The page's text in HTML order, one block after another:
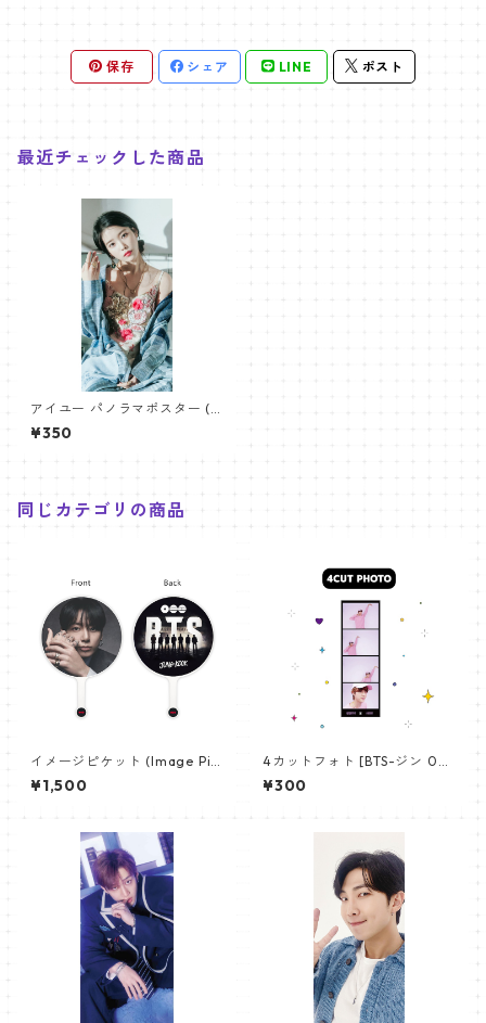
保存 シェア LINE ポスト
最近チェックした商品
アイユー パノラマポスター (I
U Poster) 700*330mm 【iu
_01】
¥350
同じカテゴリの商品
イメージピケット (Image Pic
ket) うちわ - ジョングク (JU
NGKOOK_19)
¥1,500
4カットフォト [BTS-ジン 02]
4CUT PHOTO BTS-JIN 02
¥300